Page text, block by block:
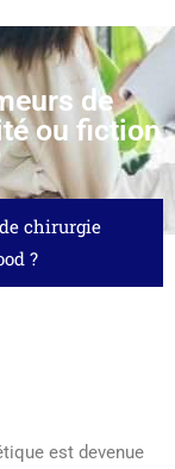
de
ou fiction
chirurgie
?
est devenue